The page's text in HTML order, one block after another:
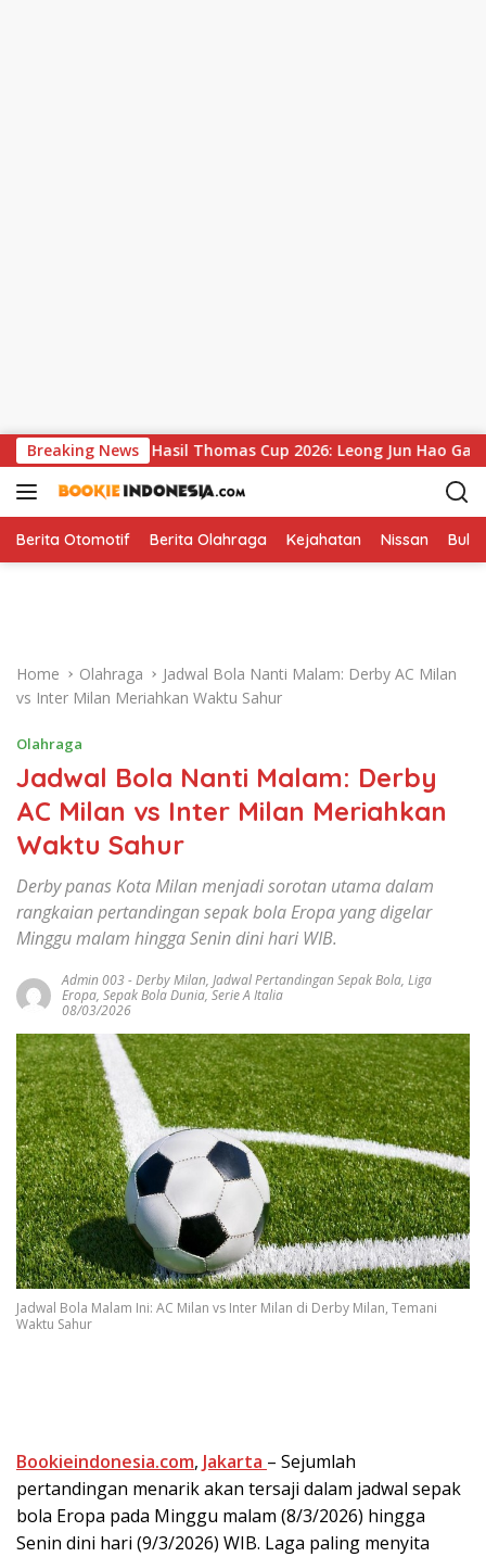
k
p
o
Breaking News
Hasil Thomas Cup 2026: Leong Jun Hao Gagal
Berita Otomotif Berita Olahraga Kejahatan Nissan
Home Olahraga
Jadwal Bola Nanti Malam: Derby AC Milan
vs Inter Milan Meriahkan Waktu Sahur
Olahraga
Jadwal Bola Nanti Malam: Derby
AC Milan vs Inter Milan Meriahkan
Waktu Sahur
Derby panas Kota Milan menjadi sorotan utama dalam
rangkaian pertandingan sepak bola Eropa yang digelar
Minggu malam hingga Senin dini hari WIB.
Admin 003-Derby Milan, Jadwal Pertandingan Sepak Bola, Liga
Eropa, Sepak Bola Dunia, Serie A Italia
08/03/2026
Jadwal Bola Malam Ini: AC Milan vs Inter Milan di Derby Milan, Temani
Waktu Sahur
Bookieindonesia.com, Jakarta – Sejumlah
pertandingan menarik akan tersaji dalam jadwal sepak
bola Eropa pada Minggu malam (8/3/2026) hingga
Senin dini hari (9/3/2026) WIB. Laga paling menyita